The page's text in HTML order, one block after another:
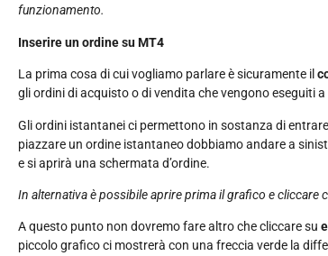
funzionamento.
Inserire un ordine su MT4
La prima cosa di cui vogliamo parlare è sicuramente il
gli ordini di acquisto o di vendita che vengono eseguiti
Gli ordini istantanei ci permettono in sostanza di
piazzare un ordine istantaneo dobbiamo andare a
e si aprirà una schermata d’ordine.
In alternativa è possibile aprire prima il grafico e cliccare
A questo punto non dovremo fare altro che cliccare su
piccolo grafico ci mostrerà con una freccia verde la